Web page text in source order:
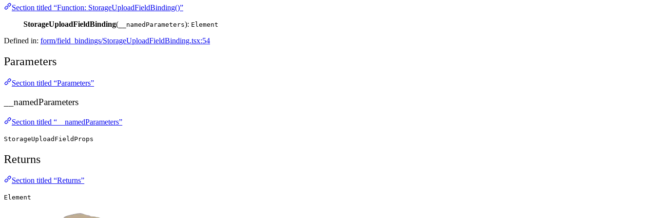
Section titled “Function: StorageUploadFieldBinding()”
StorageUploadFieldBinding( __namedParameters): Element
Defined in: form/field_bindings/StorageUploadFieldBinding.tsx:54
Parameters
Section titled “Parameters”
__namedParameters
Section titled “__namedParameters”
StorageUploadFieldProps
Returns
Section titled “Returns”
Element